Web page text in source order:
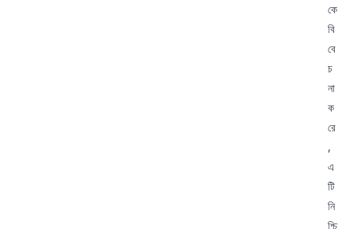
কে
বি
বে
চ
না
ক
রে
,
এ
টি
নি
শ্চি